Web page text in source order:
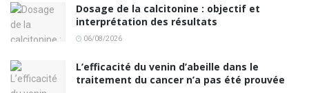
Dosage de la calcitonine : objectif et
interprétation des résultats
06/08/2026
L’efficacité du venin d’abeille dans le
traitement du cancer n’a pas été prouvée